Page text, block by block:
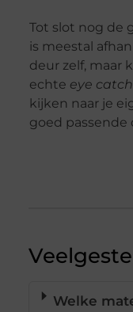
Tot slot nog de
is meestal
deur zelf, maar
echte eye
kijken naar je
goed
Welke